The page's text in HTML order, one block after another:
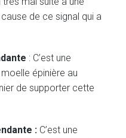
de ce signal qui a
: C’est une
épinière au
de supporter cette
: C’est une